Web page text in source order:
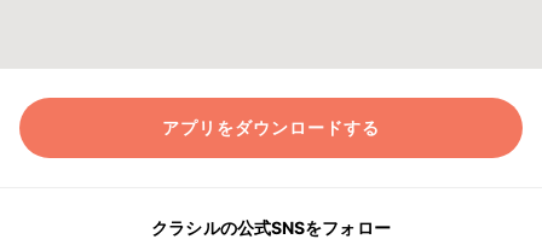
アプリをダウンロードする
クラシルの公式SNSをフォロー